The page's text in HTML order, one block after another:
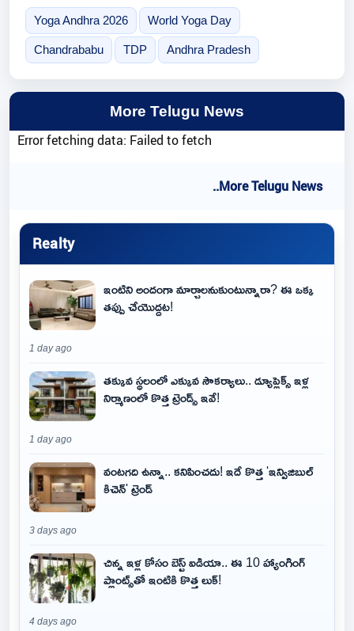
Yoga Andhra 2026 World Yoga Day
Chandrababu TDP Andhra Pradesh
More Telugu News
Error fetching data: Failed to fetch
..More Telugu News
Realty
ఇంటిని అందంగా మార్చాలనుకుంటున్నారా? ఈ ఒక్క
తప్పు చేయొద్దట!
1 day ago
తక్కువ స్థలంలో ఎక్కువ సౌకర్యాలు.. డ్యూప్లెక్స్ ఇళ్ల
నిర్మాణంలో కొత్త ట్రెండ్స్ ఇవే!
1 day ago
వంటగది ఉన్నా.. కనిపించదు! ఇదే కొత్త 'ఇన్విజిబుల్
కిచెన్' ట్రెండ్
3 days ago
చిన్న ఇళ్ల కోసం బెస్ట్ ఐడియా.. ఈ 10 హ్యాంగింగ్
ప్లాంట్స్‌తో ఇంటికి కొత్త లుక్!
4 days ago